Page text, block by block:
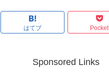
はてブ Pocket
Sponsored Links